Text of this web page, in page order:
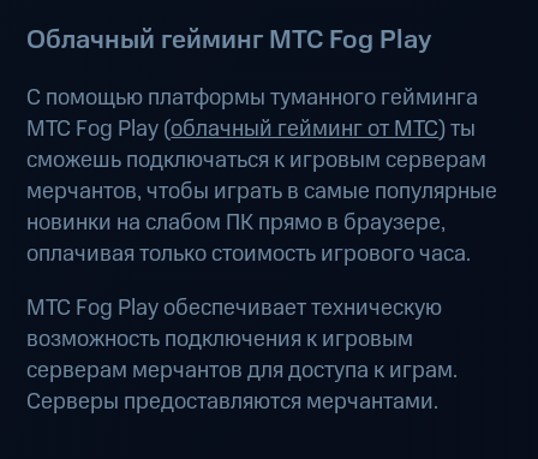
Облачный гейминг МТС Fog Play
С помощью платформы туманного гейминга
МТС Fog Play (облачный гейминг от МТС) ты
сможешь подключаться к игровым серверам
мерчантов, чтобы играть в самые популярные
новинки на слабом ПК прямо в браузере,
оплачивая только стоимость игрового часа.
МТС Fog Play обеспечивает техническую
возможность подключения к игровым
серверам мерчантов для доступа к играм.
Серверы предоставляются мерчантами.